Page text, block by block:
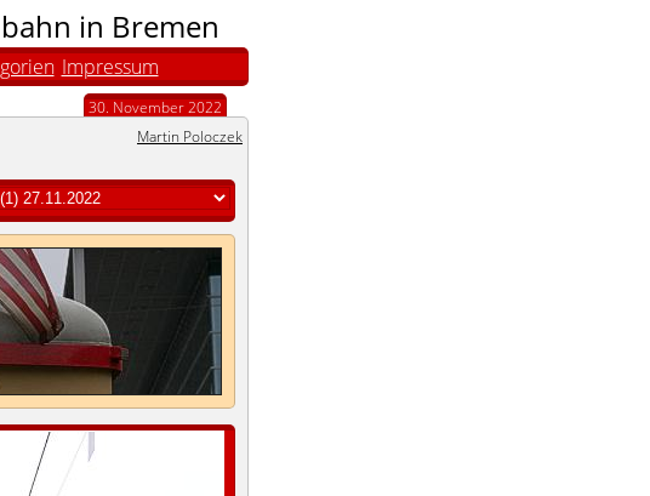
in Bremen
Impressum
30. November 2022
Martin Poloczek